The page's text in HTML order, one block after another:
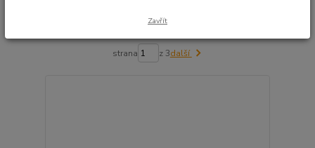
Zobrazuji 1-72 z 181
strana z 3další
Zavřít